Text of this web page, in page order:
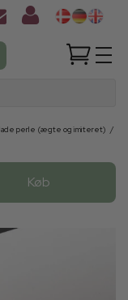
perle (ægte og imiteret) /
Køb